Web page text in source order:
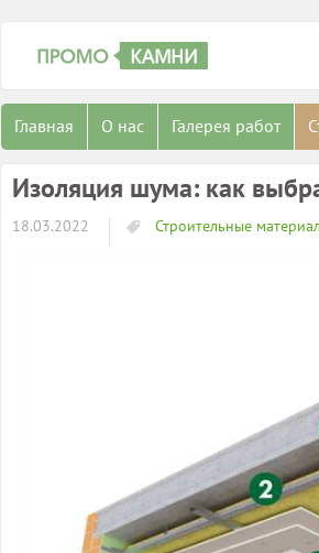
Главная О нас Галерея работ
Изоляция шума: как
18.03.2022 Строительные